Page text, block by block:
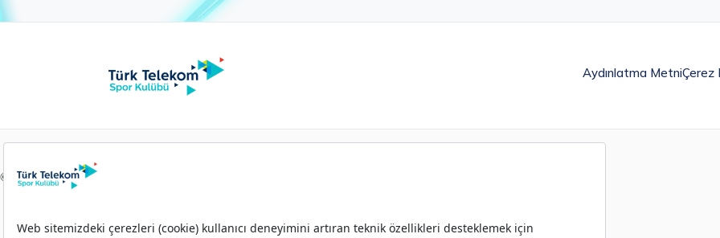
Aydınlatma MetniÇerez
© 2026 Türk Telekom Spor Kulübü